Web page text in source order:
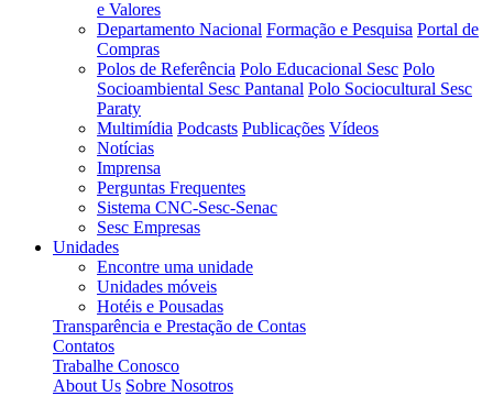
e Valores
Departamento Nacional Formação e Pesquisa Portal de
Compras
Polos de Referência Polo Educacional Sesc Polo
Socioambiental Sesc Pantanal Polo Sociocultural Sesc
Paraty
Multimídia Podcasts Publicações Vídeos
Notícias
Imprensa
Perguntas Frequentes
Sistema CNC-Sesc-Senac
Sesc Empresas
Unidades
Encontre uma unidade
Unidades móveis
Hotéis e Pousadas
Transparência e Prestação de Contas
Contatos
Trabalhe Conosco
About Us Sobre Nosotros